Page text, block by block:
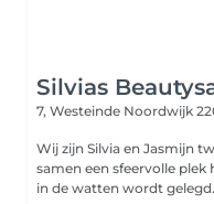
Silvias
7, Westeinde Noordwijk
Wij zijn Silvia en Jasmijn
samen een sfeervolle plek